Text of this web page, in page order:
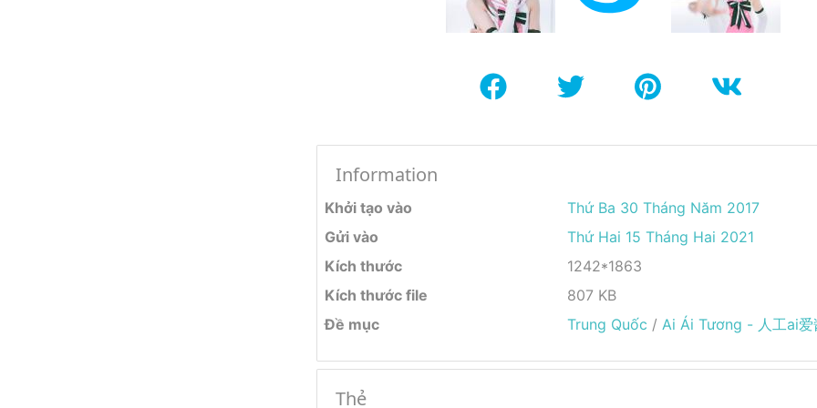
Information
Khởi tạo vào
Thứ Ba 30 Tháng Năm 2017
Gửi vào
Thứ Hai 15 Tháng Hai 2021
Kích thước
1242*1863
Kích thước file
807 KB
Đề mục
Trung Quốc / Ai Ái Tương - 人工ai爱
Thẻ